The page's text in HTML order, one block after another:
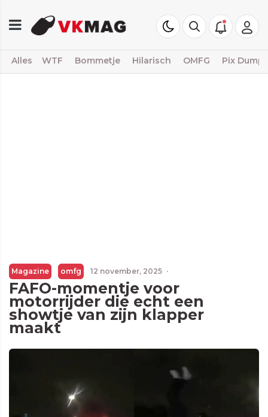
Alles WTF Bommetje Hilarisch OMFG Pix Dump
Magazine omfg 12 november, 2025 ·
FAFO-momentje voor
motorrijder die echt een
showtje van zijn klapper
maakt